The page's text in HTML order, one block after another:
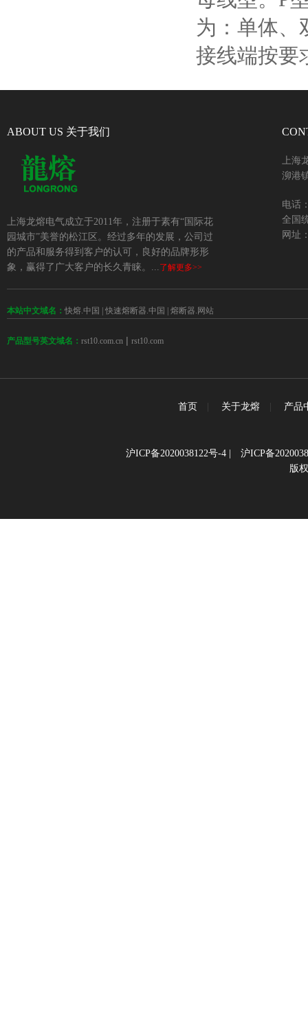
为：单体、
接线端按要
ABOUT US 关于我们
上海龙熔电气成立于2011年，注册于素有“国际花
园城市”美誉的松江区。经过多年的发展，公司过
的产品和服务得到客户的认可，良好的品牌形形
象，赢得了广大客户的长久青睐。...了解更多>>
上海
泖港
电话
全国
网址
本站中文域名： 快熔.中国 快速熔断器.中国 熔断器.网站
产品型号英文域名： rst10.com.cn | rst10.com
首页 关于龙熔 产品
沪ICP备2020038122号-4| 沪ICP备
版